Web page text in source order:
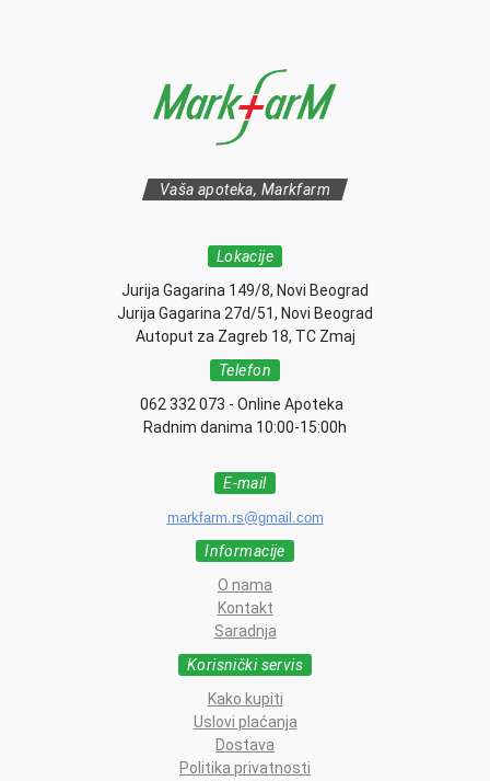
Vaša apoteka, Markfarm
Lokacije
Jurija Gagarina 149/8, Novi Beograd
Jurija Gagarina 27d/51, Novi Beograd
Autoput za Zagreb 18, TC Zmaj
Telefon
062 332 073 - Online Apoteka
Radnim danima 10:00-15:00h
E-mail
markfarm.rs@gmail.com
Informacije
O nama
Kontakt
Saradnja
Korisnički servis
Kako kupiti
Uslovi plaćanja
Dostava
Politika privatnosti